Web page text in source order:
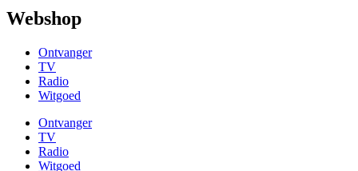
Webshop
Ontvanger
TV
Radio
Witgoed
Ontvanger
TV
Radio
Witgoed